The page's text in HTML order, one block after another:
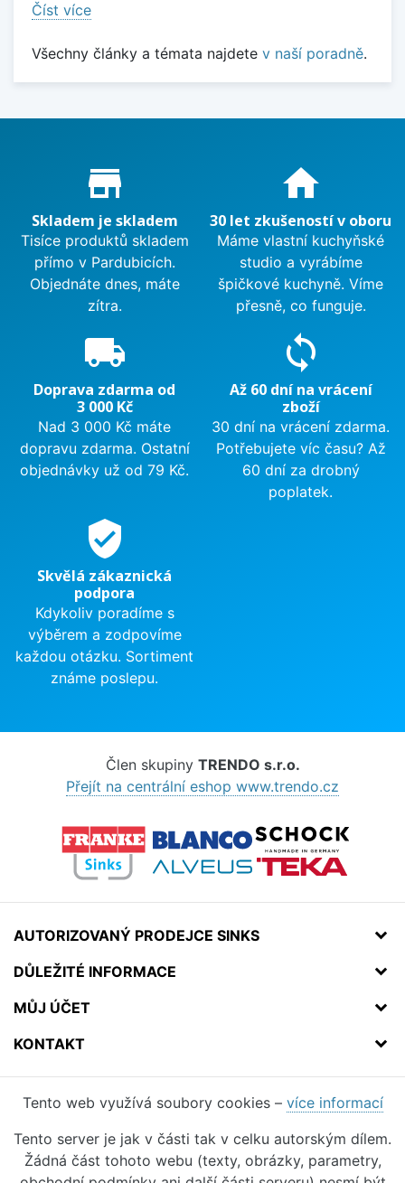
Číst více
Všechny články a témata najdete v naší poradně.
Proč nakupovat u nás?
store_mall_directory
Skladem je skladem
Tisíce produktů skladem
přímo v Pardubicích.
Objednáte dnes, máte
zítra.
home
30 let zkušeností v oboru
Máme vlastní kuchyňské
studio a vyrábíme
špičkové kuchyně. Víme
přesně, co funguje.
local_shipping
Doprava zdarma od
3 000 Kč
Nad 3 000 Kč máte
dopravu zdarma. Ostatní
objednávky už od 79 Kč.
sync
Až 60 dní na vrácení
zboží
30 dní na vrácení zdarma.
Potřebujete víc času? Až
60 dní za drobný
poplatek.
verified_user
Skvělá zákaznická
podpora
Kdykoliv poradíme s
výběrem a zodpovíme
každou otázku. Sortiment
známe poslepu.
Člen skupiny TRENDO s.r.o.
Přejít na centrální eshop www.trendo.cz
AUTORIZOVANÝ PRODEJCE SINKS
DŮLEŽITÉ INFORMACE
MŮJ ÚČET
KONTAKT
Tento web využívá soubory cookies – více informací
Tento server je jak v části tak v celku autorským dílem.
Žádná část tohoto webu (texty, obrázky, parametry,